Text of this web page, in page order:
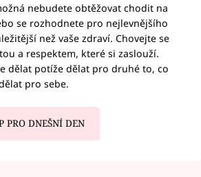
nebudete obtěžovat chodit na
se rozhodnete pro nejlevnějšího
než vaše zdraví. Chovejte se
a respektem, které si zaslouží.
dělat potíže dělat pro druhé to, co
pro sebe.
PRO DNEŠNÍ DEN